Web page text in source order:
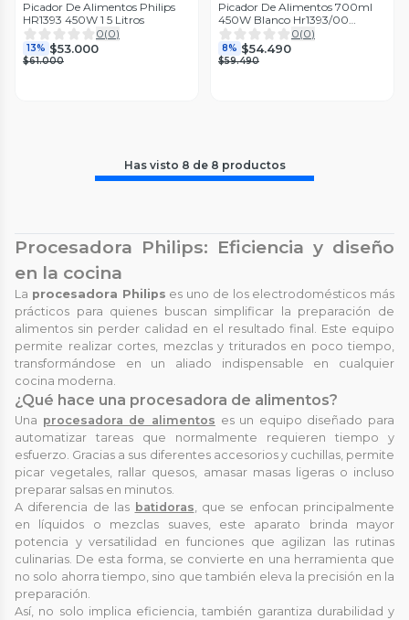
Picador De Alimentos Philips
HR1393 450W 1 5 Litros
0(0)
13% $53.000
$61.000
Picador De Alimentos 700ml
450W Blanco Hr1393/00
Philips
0(0)
8% $54.490
$59.490
Has visto 8 de 8 productos
Procesadora Philips: Eficiencia y diseño
en la cocina
La procesadora Philips es uno de los electrodomésticos más
prácticos para quienes buscan simplificar la preparación de
alimentos sin perder calidad en el resultado final. Este equipo
permite realizar cortes, mezclas y triturados en poco tiempo,
transformándose en un aliado indispensable en cualquier
cocina moderna.
¿Qué hace una procesadora de alimentos?
Una procesadora de alimentos es un equipo diseñado para
automatizar tareas que normalmente requieren tiempo y
esfuerzo. Gracias a sus diferentes accesorios y cuchillas, permite
picar vegetales, rallar quesos, amasar masas ligeras o incluso
preparar salsas en minutos.
A diferencia de las batidoras, que se enfocan principalmente
en líquidos o mezclas suaves, este aparato brinda mayor
potencia y versatilidad en funciones que agilizan las rutinas
culinarias. De esta forma, se convierte en una herramienta que
no solo ahorra tiempo, sino que también eleva la precisión en la
preparación.
Así, no solo implica eficiencia, también garantiza durabilidad y